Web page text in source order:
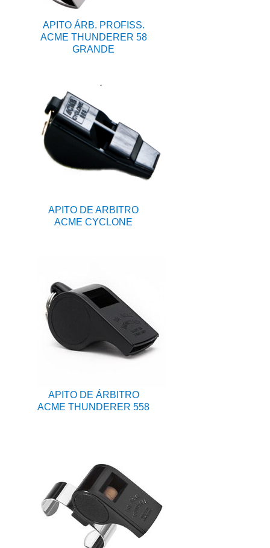
APITO ÁRB. PROFISS.
ACME THUNDERER 58
GRANDE
APITO DE ARBITRO
ACME CYCLONE
APITO DE ÁRBITRO
ACME THUNDERER 558